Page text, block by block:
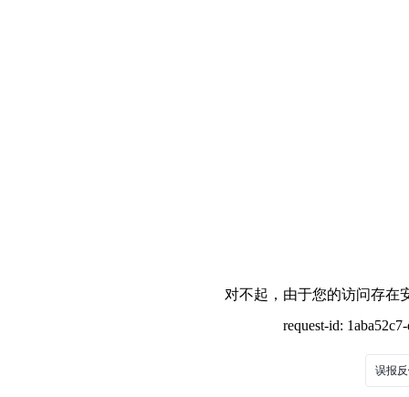
对不起，由于您的访问存在
request-id:
误报